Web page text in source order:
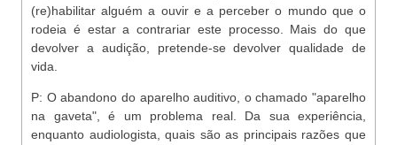
(re)habilitar alguém a ouvir e a perceber o mundo que o
rodeia é estar a contrariar este processo. Mais do que
devolver a audição, pretende-se devolver qualidade de
vida.
P: O abandono do aparelho auditivo, o chamado "aparelho
na gaveta", é um problema real. Da sua experiência,
enquanto audiologista, quais são as principais razões que